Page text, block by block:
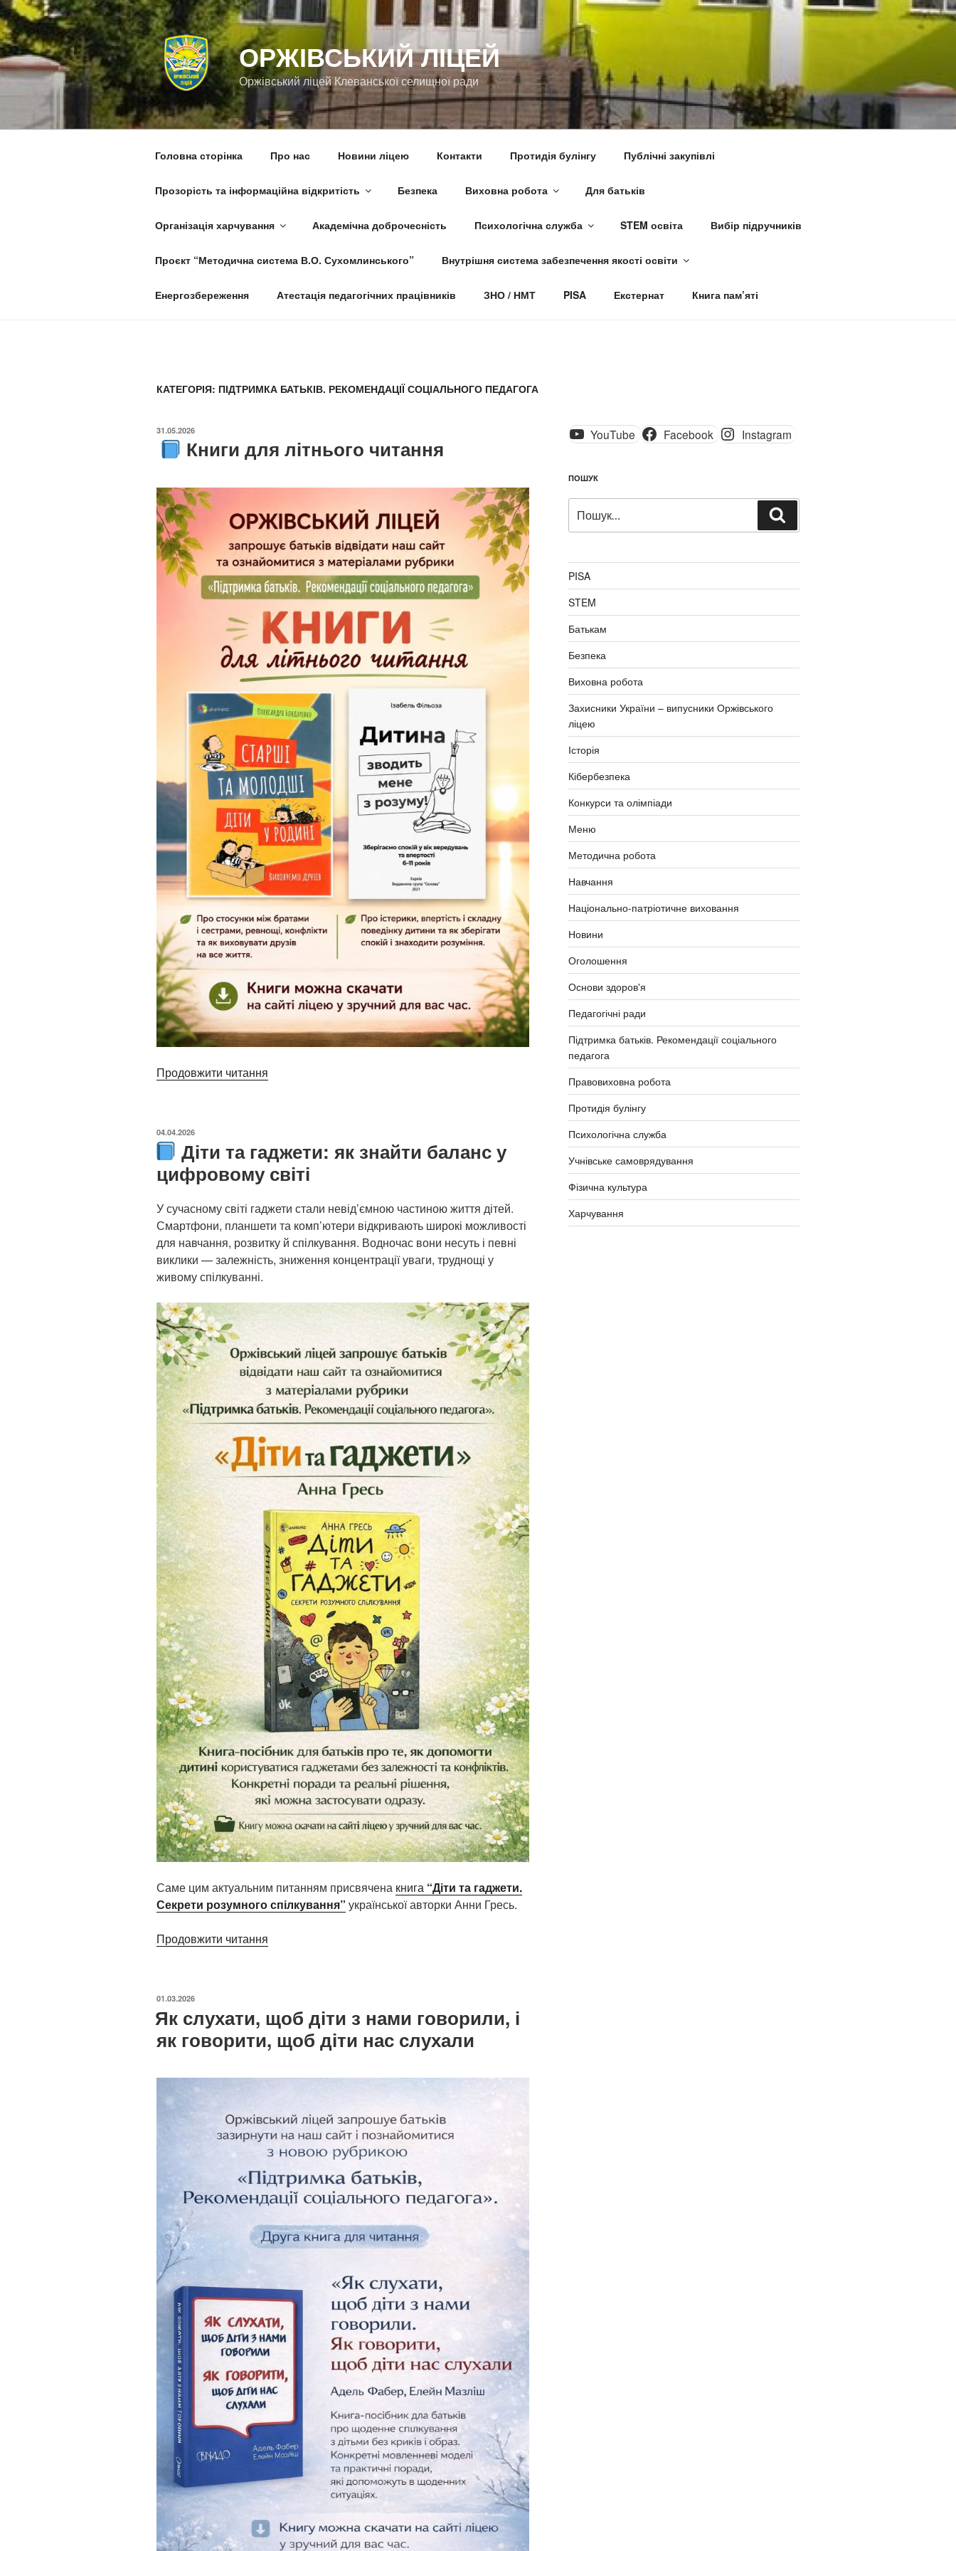
Перейти
до
вмісту
ОРЖІВСЬКИЙ ЛІЦЕЙ
Оржівський ліцей Клеванської селищної ради
Головна сторінка Про нас Новини ліцею Контакти Протидія булінгу Публічні закупівлі
Прозорість та інформаційна відкритість Безпека Виховна робота Для батьків
Організація харчування Академічна доброчесність Психологічна служба STEM освіта Вибір підручників
Проєкт “Методична система В.О. Сухомлинського” Внутрішня система забезпечення якості освіти
Енергозбереження Атестація педагогічних працівників ЗНО / НМТ PISA Екстернат Книга пам’яті
КАТЕГОРІЯ: ПІДТРИМКА БАТЬКІВ. РЕКОМЕНДАЦІЇ СОЦІАЛЬНОГО ПЕДАГОГА
ОПУБЛІКОВАНО
31.05.2026
Книги для літнього читання
Продовжити читання
читання”
ОПУБЛІКОВАНО
04.04.2026
Діти та гаджети: як знайти баланс у
цифровому світі
У сучасному світі гаджети стали невід’ємною частиною життя дітей.
Смартфони, планшети та комп’ютери відкривають широкі можливості
для навчання, розвитку й спілкування. Водночас вони несуть і певні
виклики — залежність, зниження концентрації уваги, труднощі у
живому спілкуванні.
Саме цим актуальним питанням присвячена книга “Діти та гаджети.
Секрети розумного спілкування” української авторки Анни Гресь.
Продовжити читання
як
знайти
у
ОПУБЛІКОВАНО
01.03.2026
Як слухати, щоб діти з нами говорили, і
як говорити, щоб діти нас слухали
YouTube Facebook Instagram
ПОШУК
за
запитом:
PISA
STEM
Батькам
Безпека
Виховна робота
Захисники України – випусники Оржівського
ліцею
Історія
Кібербезпека
Конкурси та олімпіади
Меню
Методична робота
Навчання
Національно-патріотичне виховання
Новини
Оголошення
Основи здоров'я
Педагогічні ради
Підтримка батьків. Рекомендації соціального
педагога
Правовиховна робота
Протидія булінгу
Психологічна служба
Учнівське самоврядування
Фізична культура
Харчування